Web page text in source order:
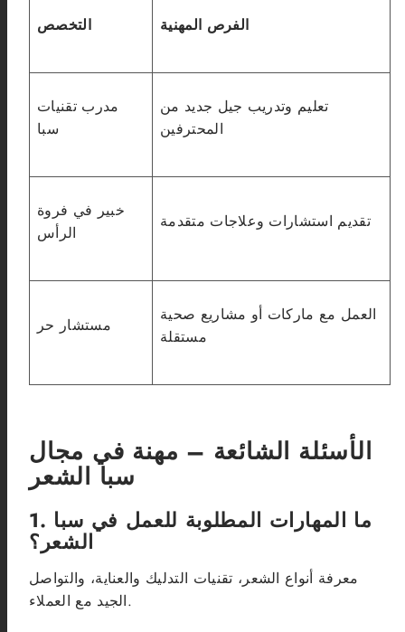
التخصص الفرص المهنية
مدرب تقنيات
سبا
تعليم وتدريب جيل جديد من
المحترفين
خبير في فروة
الرأس
تقديم استشارات وعلاجات متقدمة
مستشار حر
العمل مع ماركات أو مشاريع صحية
مستقلة
الأسئلة الشائعة – مهنة في مجال
سبا الشعر
1. ما المهارات المطلوبة للعمل في سبا
الشعر؟
معرفة أنواع الشعر، تقنيات التدليك والعناية، والتواصل
الجيد مع العملاء.